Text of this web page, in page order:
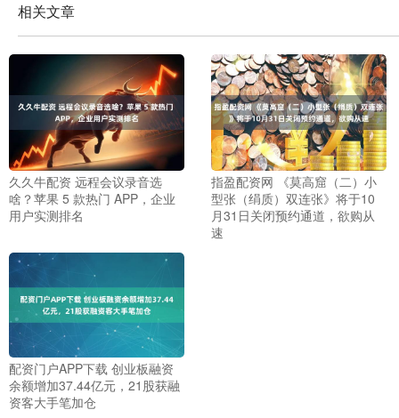
相关文章
久久牛配资 远程会议录音选
啥？苹果 5 款热门 APP，企业
用户实测排名
指盈配资网 《莫高窟（二）小
型张（绢质）双连张》将于10
月31日关闭预约通道，欲购从
速
配资门户APP下载 创业板融资
余额增加37.44亿元，21股获融
资客大手笔加仓